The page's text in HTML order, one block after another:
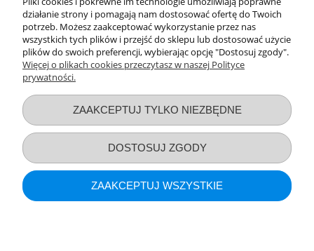
Laktatory, funkcjonalne chusty, a nawet witaminy – nie zapominaj
o sobie! Pamiętaj, by po ciężkim dniu zapewnić sobie nieco relaksu
– np. za sprawą bezpiecznych kosmetyków z naszej oferty.
Zapraszamy na zakupy!
Informacje o sklepie
działanie strony i pomagają nam dostosować ofertę do Twoich
potrzeb. Możesz zaakceptować wykorzystanie przez nas
wszystkich tych plików i przejść do sklepu lub dostosować użycie
plików do swoich preferencji, wybierając opcję "Dostosuj zgody".
Więcej o plikach cookies przeczytasz w naszej Polityce
prywatności.
ZAAKCEPTUJ TYLKO NIEZBĘDNE
DOSTOSUJ ZGODY
ZAAKCEPTUJ WSZYSTKIE